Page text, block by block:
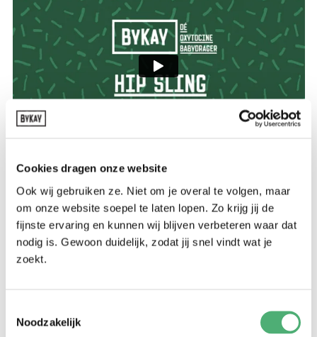
Cookies dragen onze website
Ook wij gebruiken ze. Niet om je overal te volgen, maar
om onze website soepel te laten lopen. Zo krijg jij de
fijnste ervaring en kunnen wij blijven verbeteren waar dat
nodig is. Gewoon duidelijk, zodat jij snel vindt wat je
zoekt.
Noodzakelijk
Erweitertes Video mit zusätzlichen Tipps